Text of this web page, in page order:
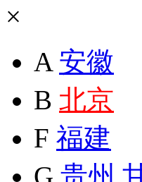
×
A 安徽
B 北京
F 福建